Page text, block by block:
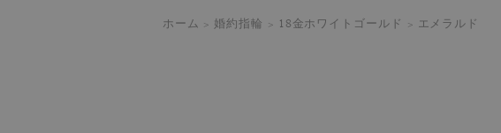
ホーム 婚約指輪 18金ホワイトゴールド エメラルド